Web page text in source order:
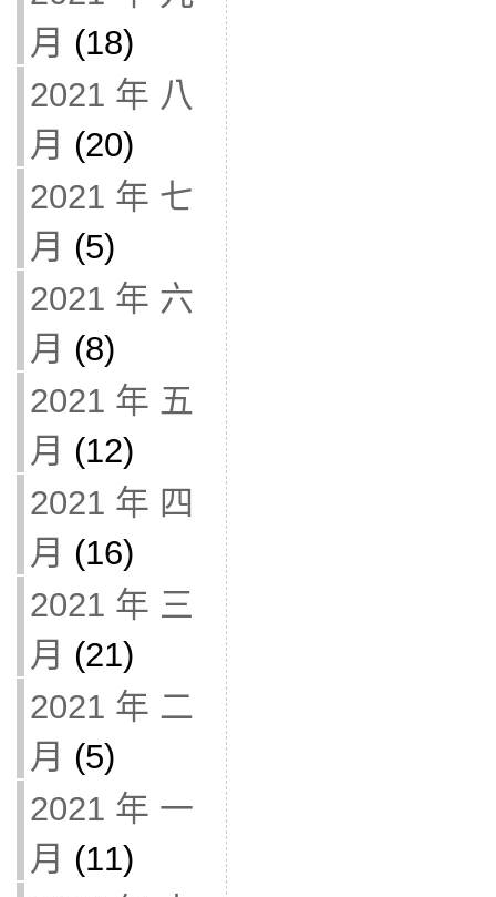
月 (18)
2021 年 八
月 (20)
2021 年 七
月 (5)
2021 年 六
月 (8)
2021 年 五
月 (12)
2021 年 四
月 (16)
2021 年 三
月 (21)
2021 年 二
月 (5)
2021 年 一
月 (11)